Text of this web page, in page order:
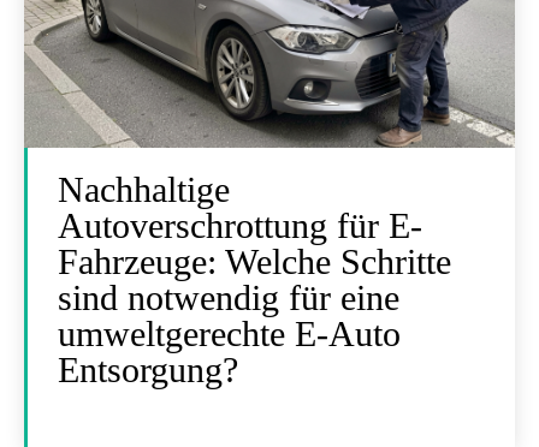
Nachhaltige
Autoverschrottung für E-
Fahrzeuge: Welche Schritte
sind notwendig für eine
umweltgerechte E-Auto
Entsorgung?